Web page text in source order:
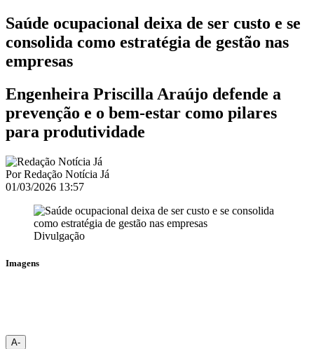
Saúde ocupacional deixa de ser custo e se
consolida como estratégia de gestão nas
empresas
Engenheira Priscilla Araújo defende a
prevenção e o bem-estar como pilares
para produtividade
PorRedação Notícia Já
01/03/2026 13:57
Divulgação
Imagens
A-